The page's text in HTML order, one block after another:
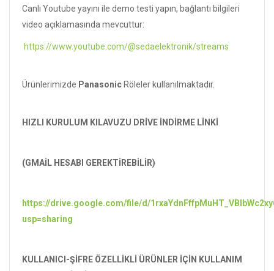
Canlı Youtube yayını ile demo testi yapın, bağlantı bilgileri
video açıklamasında mevcuttur:
https://www.youtube.com/@sedaelektronik/streams
Ürünlerimizde Panasonic Röleler kullanılmaktadır.
HIZLI KURULUM KILAVUZU DRİVE İNDİRME LİNKİ
(GMAİL HESABI GEREKTİREBİLİR)
https://drive.google.com/file/d/
usp=sharing
KULLANICI-ŞİFRE ÖZELLİKLİ ÜRÜNLER İÇİN KULLANIM